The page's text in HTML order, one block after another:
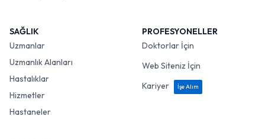
SAĞLIK
Uzmanlar
Uzmanlık Alanları
Hastalıklar
Hizmetler
Hastaneler
PROFESYONELLER
Doktorlar İçin
Web Siteniz İçin
Kariyer
İşe Alım